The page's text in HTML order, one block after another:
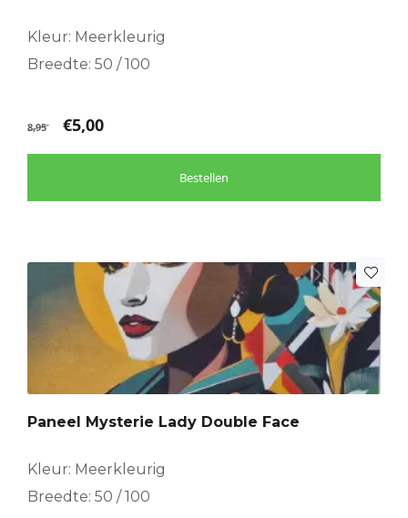
Kleur: Meerkleurig
Breedte: 50 / 100
8,95 €5,00
Bestellen
Paneel Mysterie Lady Double Face
Kleur: Meerkleurig
Breedte: 50 / 100